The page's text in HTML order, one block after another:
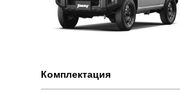
Комплектация